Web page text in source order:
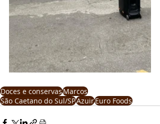
Doces e conservasMarcos
São Caetano do Sul/SPAzuirEuro Foods